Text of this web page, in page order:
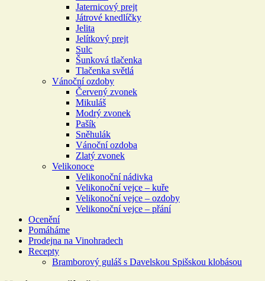
Jaternicový prejt
Játrové knedlíčky
Jelita
Jelítkový prejt
Sulc
Šunková tlačenka
Tlačenka světlá
Vánoční ozdoby
Červený zvonek
Mikuláš
Modrý zvonek
Pašík
Sněhulák
Vánoční ozdoba
Zlatý zvonek
Velikonoce
Velikonoční nádivka
Velikonoční vejce – kuře
Velikonoční vejce – ozdoby
Velikonoční vejce – přání
Ocenění
Pomáháme
Prodejna na Vinohradech
Recepty
Bramborový guláš s Davelskou Spišskou klobásou